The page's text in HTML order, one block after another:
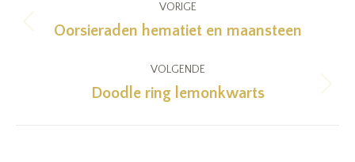
navigation
VORIGE
Previous
Oorsieraden hematiet en maansteen
VOLGENDE
Next
Doodle ring lemonkwarts